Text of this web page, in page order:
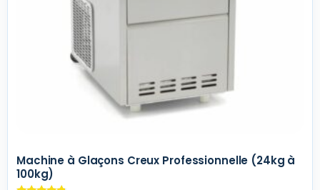
Machine à Glaçons Creux Professionnelle (24kg à
100kg)